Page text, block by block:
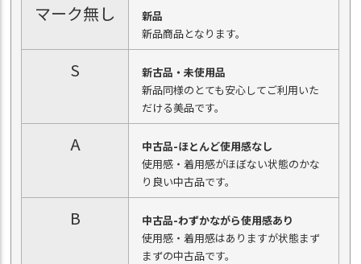
マーク無し
新品
新品商品となります。
S
新古品・未使用品
新品同様のとても安心してご利用いた
だける美品です。
A
中古品-ほとんど使用感なし
使用感・着用感がほぼない状態のかな
り良い中古品です。
B
中古品-わずかながら使用感あり
使用感・着用感はありますが状態まず
まずの中古品です。